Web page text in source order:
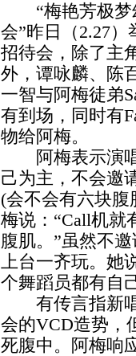
“梅艳芳极梦
会”昨日（2.27）
招待会，除了主
外，谭咏麟、陈
一智与阿梅徒弟
有到场，同时有
物给阿梅。
阿梅表示演
己为主，不会邀
(会不会有六块腹
梅说：“Call机就
腹肌。”虽然不
上台一齐玩。她
个舞蹈员都有自
有传言指新唱
会的VCD造势，
死腹中。阿梅响